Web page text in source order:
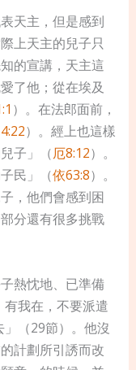
天主，但是感到
上天主的兒子只
的宣講，天主這
了他；從在埃及
）。在法郎面前，
）。經上也這樣
子」（厄8:12）。
民」（依63:8）。
，他們會感到困
分還有很多挑戰
熱忱地、已準備
我在，不要派遣
（29節）。他沒
計劃所引誘而改